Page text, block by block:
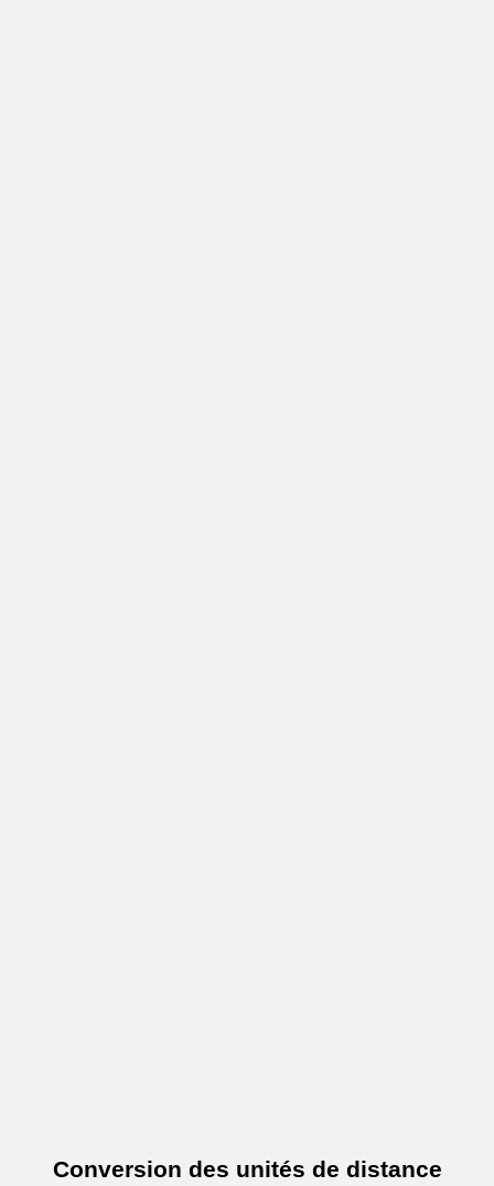
Conversion des unités de distance